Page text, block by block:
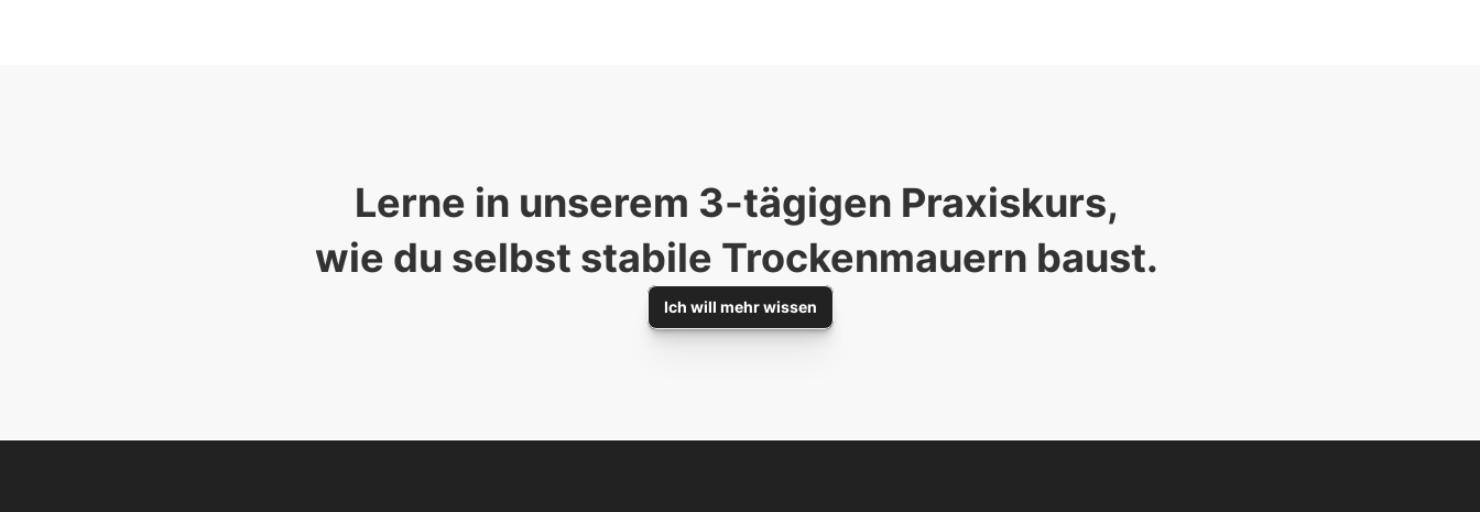
Lerne in unserem 3-tägigen Praxiskurs,
wie du selbst stabile Trockenmauern baust.
Ich will mehr wissen